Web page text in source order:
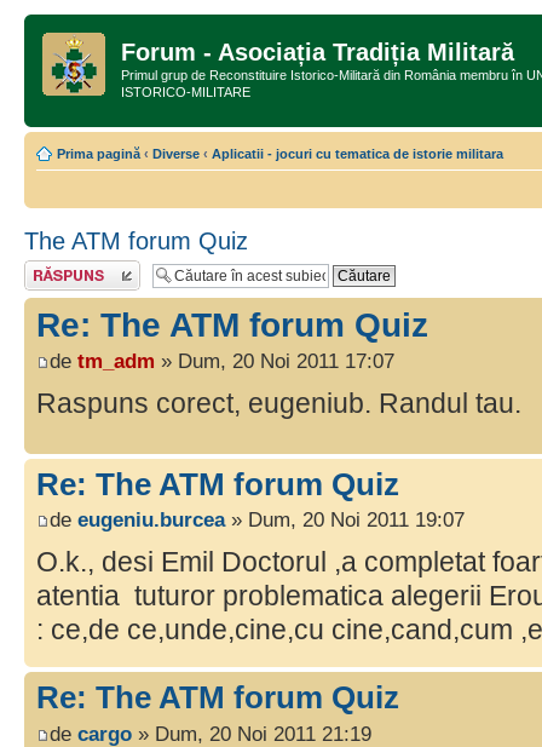
Forum - Asociația Tradiția Militară
Primul grup de Reconstituire Istorico-Militară din România membru în
ISTORICO-MILITARE
Prima pagină ‹ Diverse ‹ Aplicatii - jocuri cu tematica de istorie militara
The ATM forum Quiz
Răspunde
Re: The ATM forum Quiz
de tm_adm » Dum, 20 Noi 2011 17:07
Raspuns corect, eugeniub. Randul tau.
Re: The ATM forum Quiz
de eugeniu.burcea» Dum, 20 Noi 2011 19:07
O.k., desi Emil Doctorul ,a completat
atentia tuturor problematica alegerii
: ce,de ce,unde,cine,cu cine,cand,cum
Re: The ATM forum Quiz
de cargo » Dum, 20 Noi 2011 21:19